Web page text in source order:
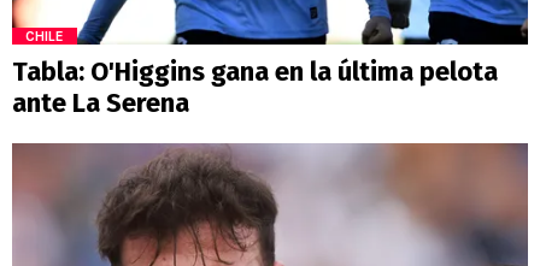
CHILE
Tabla: O'Higgins gana en la última pelota
ante La Serena